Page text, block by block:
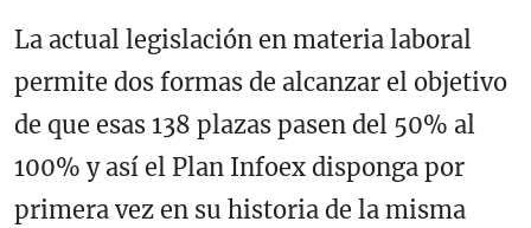
La actual legislación en materia laboral
permite dos formas de alcanzar el objetivo
de que esas 138 plazas pasen del 50% al
100% y así el Plan Infoex disponga por
primera vez en su historia de la misma